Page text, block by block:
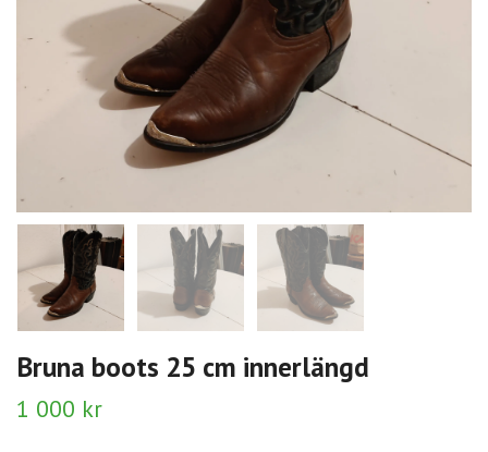
Bruna boots 25 cm innerlängd
1 000 kr